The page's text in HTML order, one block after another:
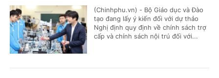
(Chinhphu.vn) - Bộ Giáo dục và Đào
tạo đang lấy ý kiến đối với dự thảo
Nghị định quy định về chính sách trợ
cấp và chính sách nội trú đối với...